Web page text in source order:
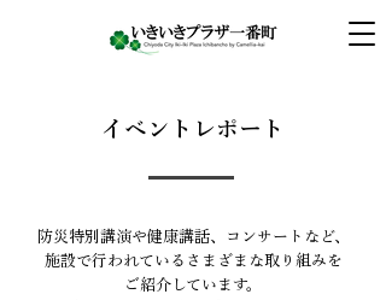
イベントレポート
防災特別講演や健康講話、コンサートなど、
施設で行われているさまざまな取り組みを
ご紹介しています。